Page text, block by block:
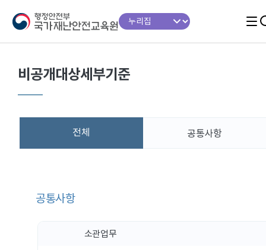
비공개대상세부기준
전체 공통사항
공통사항
소관업무